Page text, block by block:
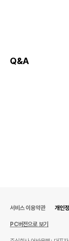
Q&A
서비스 이용약관 개인
PC버전으로 보기